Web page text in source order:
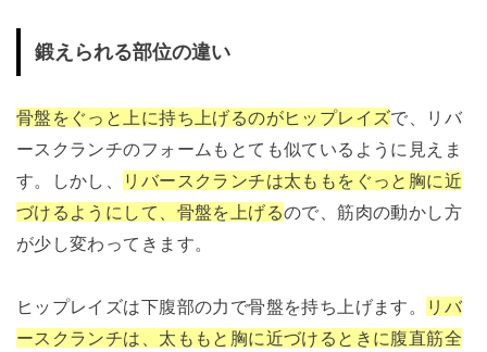
鍛えられる部位の違い
骨盤をぐっと上に持ち上げるのがヒップレイズで、リバ
ースクランチのフォームもとても似ているように見えま
す。しかし、
リバースクランチは太ももをぐっと胸に近
づけるようにして、骨盤を上げるので、筋肉の動かし方
が少し変わってきます。
ヒップレイズは下腹部の力で骨盤を持ち上げます。
リバ
ースクランチは、太ももと胸に近づけるときに腹直筋全